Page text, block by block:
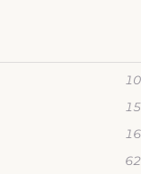
10
15
16
62